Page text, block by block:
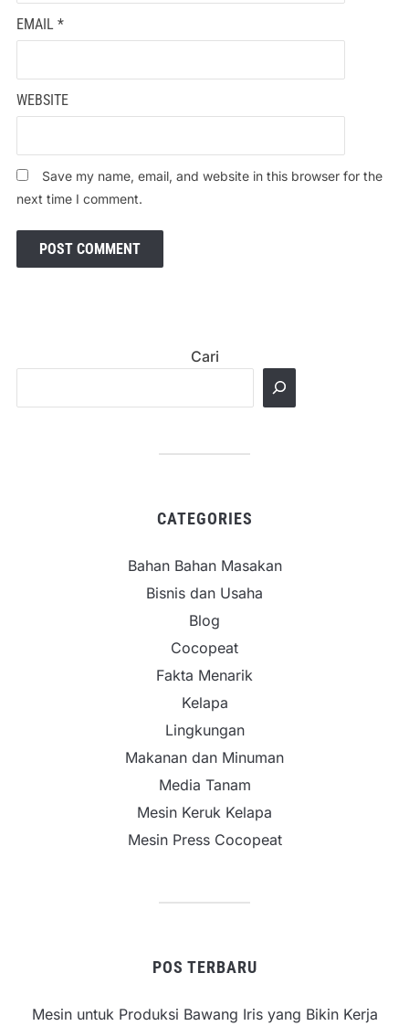
EMAIL *
WEBSITE
Save my name, email, and website in this browser for the
next time I comment.
Cari
CATEGORIES
Bahan Bahan Masakan
Bisnis dan Usaha
Blog
Cocopeat
Fakta Menarik
Kelapa
Lingkungan
Makanan dan Minuman
Media Tanam
Mesin Keruk Kelapa
Mesin Press Cocopeat
POS TERBARU
Mesin untuk Produksi Bawang Iris yang Bikin Kerja